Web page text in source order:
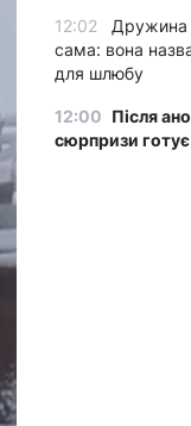
12:02
Дружина
сама: вона
для шлюбу
12:00 Після
сюрпризи готує